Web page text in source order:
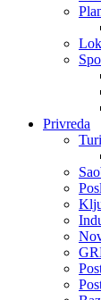
Privreda